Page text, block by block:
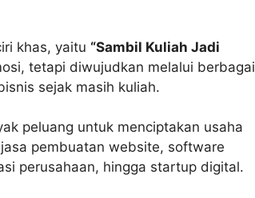
khas, yaitu “Sambil Kuliah Jadi
tetapi diwujudkan melalui berbagai
sejak masih kuliah.
peluang untuk menciptakan usaha
pembuatan website, software
perusahaan, hingga startup digital.